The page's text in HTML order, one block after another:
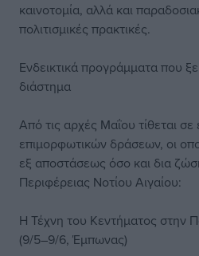
καινοτομία, αλλά και
πολιτισμικές πρακτικές.
Ενδεικτικά προγράμματα που
διάστημα
Από τις αρχές Μαΐου τίθεται
επιμορφωτικών δράσεων, οι
εξ αποστάσεως όσο και δια
Περιφέρειας Νοτίου Αιγαίου:
Η Τέχνη του Κεντήματος στην
(9/5–9/6, Έμπωνας)